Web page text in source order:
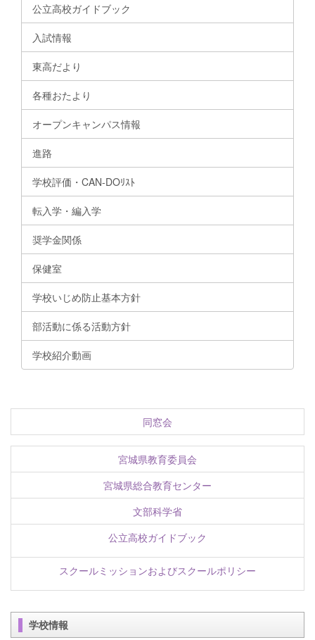
公立高校ガイドブック
入試情報
東高だより
各種おたより
オープンキャンパス情報
進路
学校評価・CAN-DOﾘｽﾄ
転入学・編入学
奨学金関係
保健室
学校いじめ防止基本方針
部活動に係る活動方針
学校紹介動画
同窓会
宮城県教育委員会
宮城県総合教育センター
文部科学省
公立高校ガイドブック
スクールミッションおよびスクールポリシー
学校情報